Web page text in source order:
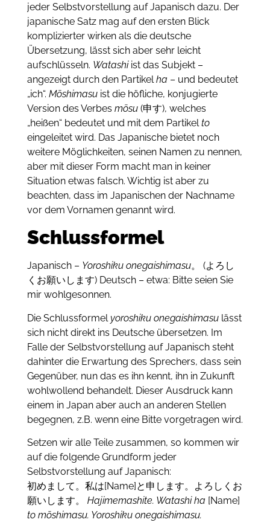
jeder Selbstvorstellung auf Japanisch dazu. Der
japanische Satz mag auf den ersten Blick
komplizierter wirken als die deutsche
Übersetzung, lässt sich aber sehr leicht
aufschlüsseln. Watashi ist das Subjekt –
angezeigt durch den Partikel ha – und bedeutet
„ich“. Mōshimasu ist die höfliche, konjugierte
Version des Verbes mōsu (申す), welches
„heißen“ bedeutet und mit dem Partikel to
eingeleitet wird. Das Japanische bietet noch
weitere Möglichkeiten, seinen Namen zu nennen,
aber mit dieser Form macht man in keiner
Situation etwas falsch. Wichtig ist aber zu
beachten, dass im Japanischen der Nachname
vor dem Vornamen genannt wird.
Schlussformel
Japanisch – Yoroshiku onegaishimasu。 (よろし
くお願いします) Deutsch – etwa: Bitte seien Sie
mir wohlgesonnen.
Die Schlussformel yoroshiku onegaishimasu lässt
sich nicht direkt ins Deutsche übersetzen. Im
Falle der Selbstvorstellung auf Japanisch steht
dahinter die Erwartung des Sprechers, dass sein
Gegenüber, nun das es ihn kennt, ihn in Zukunft
wohlwollend behandelt. Dieser Ausdruck kann
einem in Japan aber auch an anderen Stellen
begegnen, z.B. wenn eine Bitte vorgetragen wird.
Setzen wir alle Teile zusammen, so kommen wir
auf die folgende Grundform jeder
Selbstvorstellung auf Japanisch:
初めまして。私は[Name]と申します。よろしくお
願いします。 Hajimemashite. Watashi ha [Name]
to mōshimasu. Yoroshiku onegaishimasu.